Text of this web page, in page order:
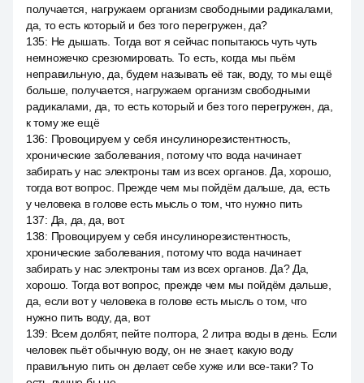
получается, нагружаем организм свободными радикалами,
да, то есть который и без того перегружен, да?
135: Не дышать. Тогда вот я сейчас попытаюсь чуть чуть
немножечко срезюмировать. То есть, когда мы пьём
неправильную, да, будем называть её так, воду, то мы ещё
больше, получается, нагружаем организм свободными
радикалами, да, то есть который и без того перегружен, да,
к тому же ещё
136: Провоцируем у себя инсулинорезистентность,
хронические заболевания, потому что вода начинает
забирать у нас электроны там из всех органов. Да, хорошо,
тогда вот вопрос. Прежде чем мы пойдём дальше, да, есть
у человека в голове есть мысль о том, что нужно пить
137: Да, да, да, вот.
138: Провоцируем у себя инсулинорезистентность,
хронические заболевания, потому что вода начинает
забирать у нас электроны там из всех органов. Да? Да,
хорошо. Тогда вот вопрос, прежде чем мы пойдём дальше,
да, если вот у человека в голове есть мысль о том, что
нужно пить воду, да, вот
139: Всем долбят, пейте полтора, 2 литра воды в день. Если
человек пьёт обычную воду, он не знает, какую воду
правильную пить он делает себе хуже или все-таки? То